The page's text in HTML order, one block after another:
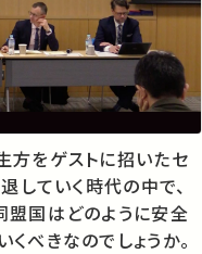
方をゲストに招いたセ
していく時代の中で、
盟国はどのように安全
べきなのでしょうか。